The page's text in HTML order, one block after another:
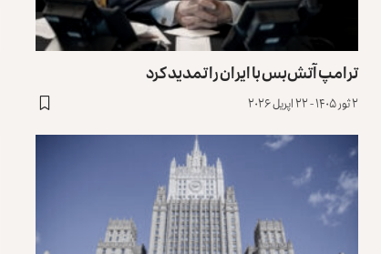
ترامپ آتش‌بس با ایران را تمدید کرد
۲ ثور ۱۴۰۵ - ۲۲ اپریل ۲۰۲۶